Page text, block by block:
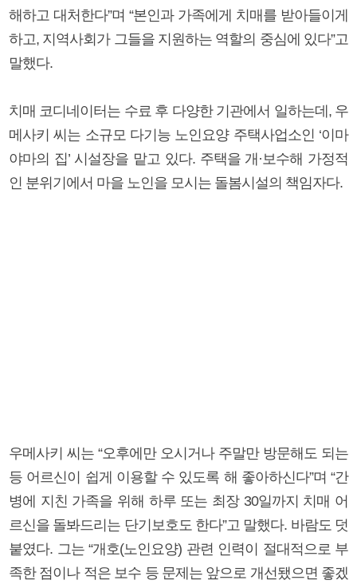
해하고 대처한다”며 “본인과 가족에게 치매를 받아들이게
하고, 지역사회가 그들을 지원하는 역할의 중심에 있다”고
말했다.
치매 코디네이터는 수료 후 다양한 기관에서 일하는데, 우
메사키 씨는 소규모 다기능 노인요양 주택사업소인 ‘이마
야마의 집’ 시설장을 맡고 있다. 주택을 개·보수해 가정적
인 분위기에서 마을 노인을 모시는 돌봄시설의 책임자다.
우메사키 씨는 “오후에만 오시거나 주말만 방문해도 되는
등 어르신이 쉽게 이용할 수 있도록 해 좋아하신다”며 “간
병에 지친 가족을 위해 하루 또는 최장 30일까지 치매 어
르신을 돌봐드리는 단기보호도 한다”고 말했다. 바람도 덧
붙였다. 그는 “개호(노인요양) 관련 인력이 절대적으로 부
족한 점이나 적은 보수 등 문제는 앞으로 개선됐으면 좋겠